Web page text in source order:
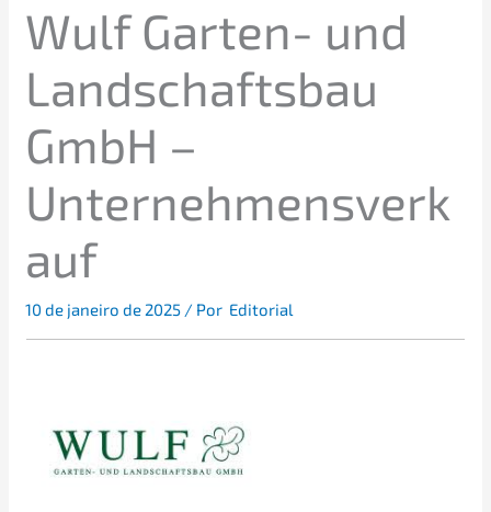
Wulf Garten- und
Landschafts­bau
GmbH –
Unternehmensverk
auf
10 de janei­ro de 2025 / Por Editorial